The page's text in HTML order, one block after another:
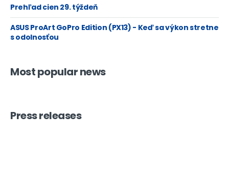
Prehľad cien 29. týždeň
ASUS ProArt GoPro Edition (PX13) - Keď sa výkon stretne
s odolnosťou
Most popular news
Press releases